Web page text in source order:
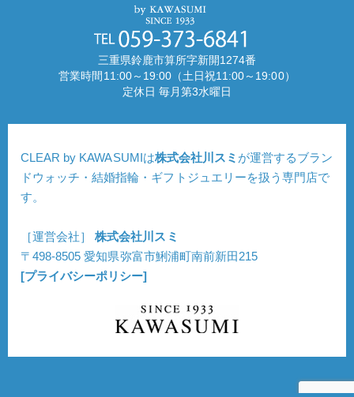
三重県鈴鹿市算所字新開1274番
営業時間11:00～19:00（土日祝11:00～19:00）
定休日 毎月第3水曜日
CLEAR by KAWASUMIは株式会社川スミ が運営するブラン
ドウォッチ・結婚指輪・ギフトジュエリーを扱う専門店で
す。
［運営会社］株式会社川スミ
〒498-8505 愛知県弥富市鯏浦町南前新田215
[プライバシーポリシー]